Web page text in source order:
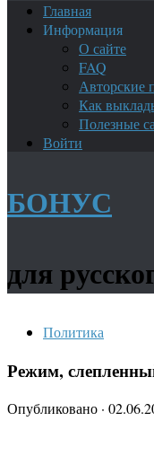
Главная
Информация
О сайте
FAQ
Авторские
Как
Полезные
Войти
БОНУС
для
Политика
Режим,
Опубликовано ·